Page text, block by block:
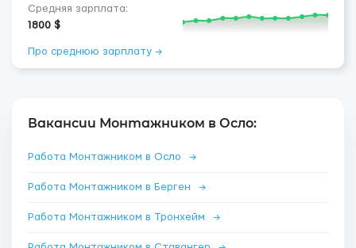
Средняя зарплата:
1800 $
Про среднюю зарплату →
Вакансии Монтажником в Осло:
Работа Монтажником в Осло →
Работа Монтажником в Берген →
Работа Монтажником в Тронхейм →